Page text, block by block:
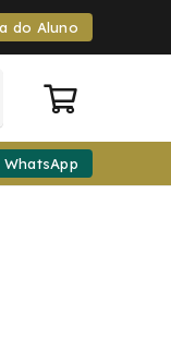
do Aluno
WhatsApp